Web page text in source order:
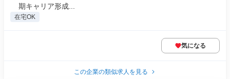
期キャリア形成...
在宅OK
気になる
この企業の類似求人を見る